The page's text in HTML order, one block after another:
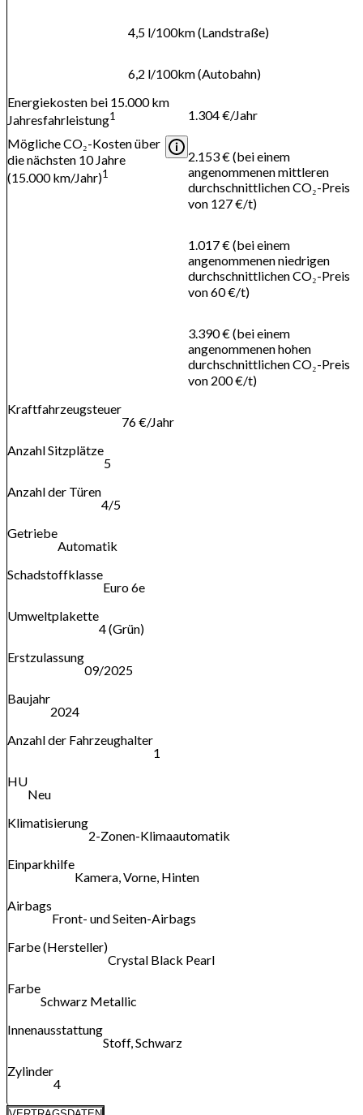
4,5 l/100km (Landstraße)
6,2 l/100km (Autobahn)
Energiekosten bei 15.000 km
Jahresfahrleistung1
1.304 €/Jahr
Mögliche CO₂-Kosten über
die nächsten 10 Jahre
(15.000 km/Jahr)1
2.153 € (bei einem
angenommenen mittleren
durchschnittlichen CO₂-Preis
von 127 €/t)
1.017 € (bei einem
angenommenen niedrigen
durchschnittlichen CO₂-Preis
von 60 €/t)
3.390 € (bei einem
angenommenen hohen
durchschnittlichen CO₂-Preis
von 200 €/t)
Kraftfahrzeugsteuer
76 €/Jahr
Anzahl Sitzplätze
5
Anzahl der Türen
4/5
Getriebe
Automatik
Schadstoffklasse
Euro 6e
Umweltplakette
4 (Grün)
Erstzulassung
09/2025
Baujahr
2024
Anzahl der Fahrzeughalter
1
HU
Neu
Klimatisierung
2-Zonen-Klimaautomatik
Einparkhilfe
Kamera, Vorne, Hinten
Airbags
Front- und Seiten-Airbags
Farbe (Hersteller)
Crystal Black Pearl
Farbe
Schwarz Metallic
Innenausstattung
Stoff, Schwarz
Zylinder
4